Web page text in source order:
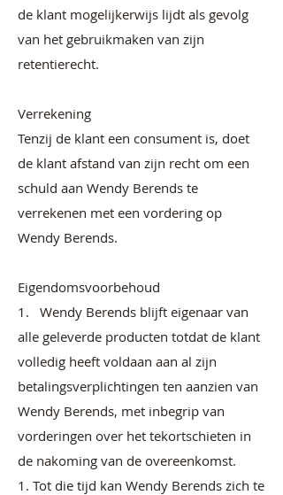
de klant mogelijkerwijs lijdt als gevolg
van het gebruikmaken van zijn
retentierecht.
Verrekening
Tenzij de klant een consument is, doet
de klant afstand van zijn recht om een
schuld aan Wendy Berends te
verrekenen met een vordering op
Wendy Berends.
Eigendomsvoorbehoud
1. Wendy Berends blijft eigenaar van
alle geleverde producten totdat de klant
volledig heeft voldaan aan al zijn
betalingsverplichtingen ten aanzien van
Wendy Berends, met inbegrip van
vorderingen over het tekortschieten in
de nakoming van de overeenkomst.
1. Tot die tijd kan Wendy Berends zich te